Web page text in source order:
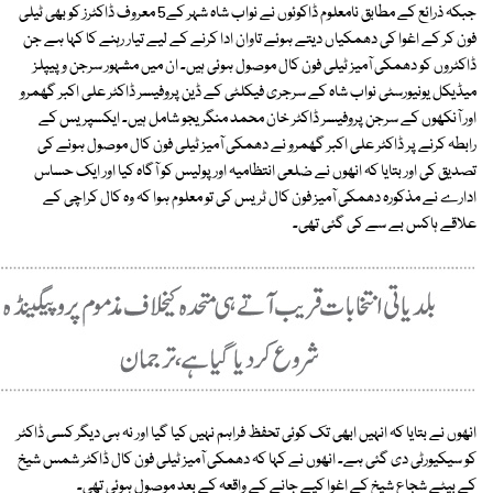
جبکہ ذرائع کے مطابق نامعلوم ڈاکوئوں نے نواب شاہ شہر کے5 معروف ڈاکٹرز کو بھی ٹیلی
فون کر کے اغوا کی دھمکیاں دیتے ہوئے تاوان ادا کرنے کے لیے تیار رہنے کا کہا ہے جن
ڈاکٹروں کو دھمکی آمیز ٹیلی فون کال موصول ہوئی ہیں۔ ان میں مشہور سرجن و پیپلز
میڈیکل یونیورسٹی نواب شاہ کے سرجری فیکلٹی کے ڈین پروفیسر ڈاکٹر علی اکبر گھمرو
اور آنکھوں کے سرجن پروفیسر ڈاکٹر خان محمد منگریجو شامل ہیں۔ ایکسپریس کے
رابطہ کرنے پر ڈاکٹر علی اکبر گھمرو نے دھمکی آمیز ٹیلی فون کال موصول ہونے کی
تصدیق کی اور بتایا کہ انھوں نے ضلعی انتظامیہ اور پولیس کو آگاہ کیا اور ایک حساس
ادارے نے مذکورہ دھمکی آمیز فون کال ٹریس کی تو معلوم ہوا کہ وہ کال کراچی کے
علاقے ہاکس بے سے کی گئی تھی۔
انھوں نے بتایا کہ انہیں ابھی تک کوئی تحفظ فراہم نہیں کیا گیا اور نہ ہی دیگر کسی ڈاکٹر
کو سیکیورٹی دی گئی ہے۔ انھوں نے کہا کہ دھمکی آمیز ٹیلی فون کال ڈاکٹر شمس شیخ
کے بیٹے شجاع شیخ کے اغوا کیے جانے کے واقعہ کے بعد موصول ہوئی تھی۔